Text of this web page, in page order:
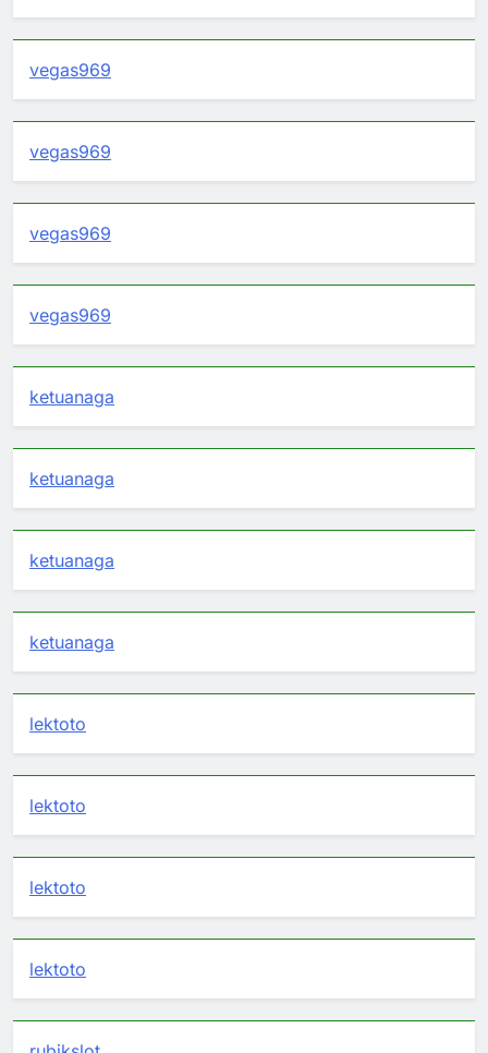
vegas969
vegas969
vegas969
vegas969
ketuanaga
ketuanaga
ketuanaga
ketuanaga
lektoto
lektoto
lektoto
lektoto